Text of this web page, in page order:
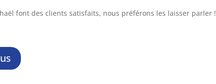
font des clients satisfaits, nous préférons les laisser parler !